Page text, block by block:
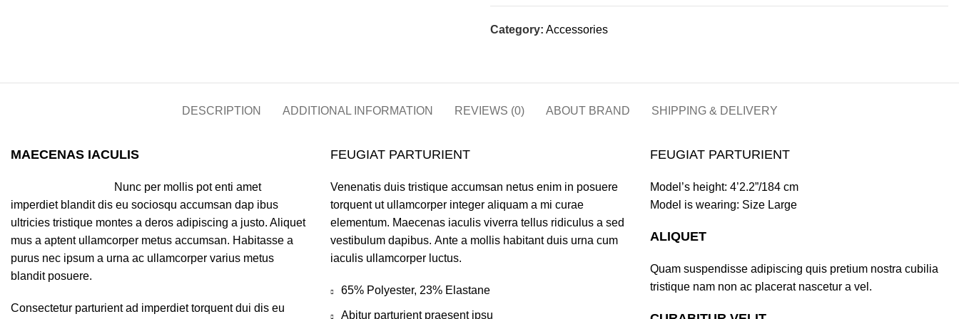
Category: Accessories
DESCRIPTION ADDITIONAL INFORMATION REVIEWS (0) ABOUT BRAND SHIPPING & DELIVERY
MAECENAS IACULIS
Nunc per mollis pot enti amet
imperdiet blandit dis eu sociosqu accumsan dap ibus
ultricies tristique montes a deros adipiscing a justo. Aliquet
mus a aptent ullamcorper metus accumsan. Habitasse a
purus nec ipsum a urna ac ullamcorper varius metus
blandit posuere.
Consectetur parturient ad imperdiet torquent dui dis eu
FEUGIAT PARTURIENT
Venenatis duis tristique accumsan netus enim in posuere
torquent ut ullamcorper integer aliquam a mi curae
elementum. Maecenas iaculis viverra tellus ridiculus a sed
vestibulum dapibus. Ante a mollis habitant duis urna cum
iaculis ullamcorper luctus.
65% Polyester, 23% Elastane
Abitur parturient praesent ipsu
FEUGIAT PARTURIENT
Model’s height: 4’2.2”/184 cm
Model is wearing: Size Large
ALIQUET
Quam suspendisse adipiscing quis pretium nostra cubilia
tristique nam non ac placerat nascetur a vel.